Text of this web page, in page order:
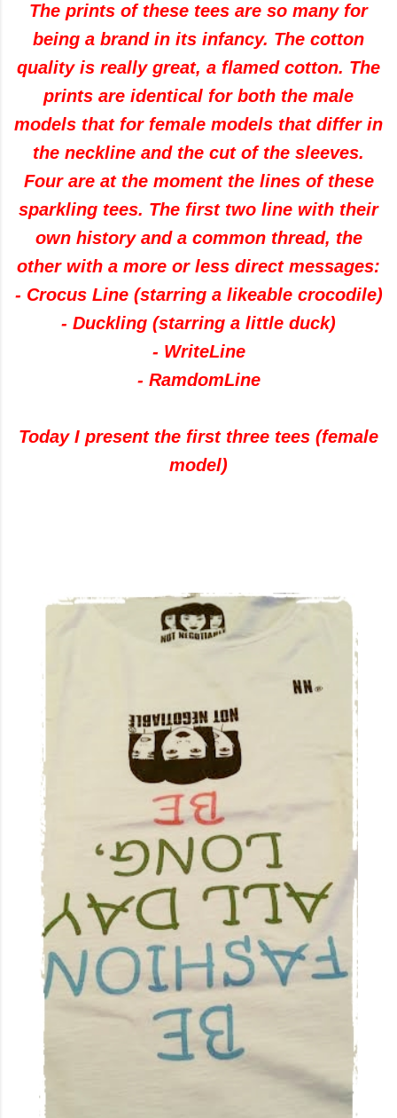
The prints of these tees are so many for
being a brand in its infancy. The cotton
quality is really great, a flamed cotton. The
prints are identical for both the male
models that for female models that differ in
the neckline and the cut of the sleeves.
Four are at the moment the lines of these
sparkling tees. The first two line with their
own history and a common thread, the
other with a more or less direct messages:
- Crocus Line (starring a likeable crocodile)
- Duckling (starring a little duck)
- WriteLine
- RamdomLine
Today I present the first three tees (female
model)